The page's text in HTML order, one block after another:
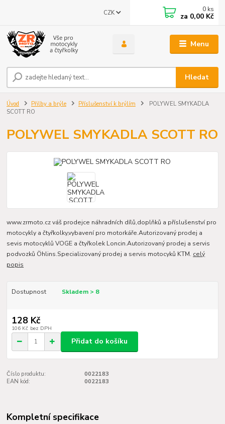
Menu
CZK
Hledat
0 ks
za 0,00 Kč
Úvod Přilby a brýle Příslušenství k brýlím
POLYWEL SMYKADLA
SCOTT RO
POLYWEL SMYKADLA SCOTT RO
www.zrmoto.cz váš prodejce náhradních dílů,doplňků a příslušenství pro
motocykly a čtyřkolky,vybavení pro motorkáře.Autorizovaný prodej a
sevis motocyklů VOGE a čtyřkolek Loncin.Autorizovaný prodej a servis
podvozků Öhlins.Specializovaný prodej a servis motocyků KTM. celý
popis
Dostupnost Skladem > 8
128 Kč
106 Kč bez DPH
Přidat do košíku
Číslo produktu:
0022183
EAN kód:
0022183
Kompletní specifikace